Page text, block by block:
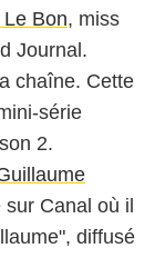
Bon, miss
Journal.
chaîne. Cette
série
2.
Canal où il
diffusé